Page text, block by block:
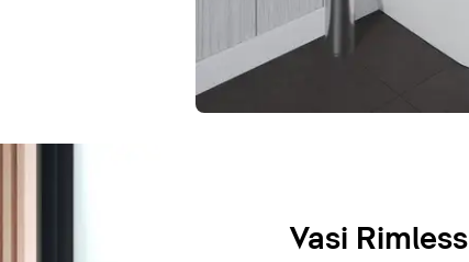
Vasi Rimless